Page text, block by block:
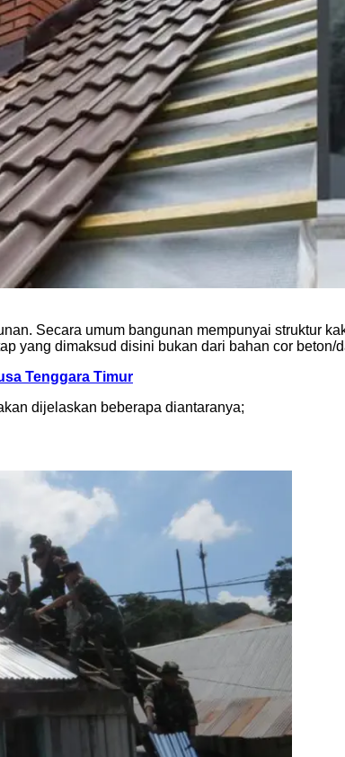
Secara umum bangunan mempunyai struktur
yang dimaksud disini bukan dari bahan cor beton/
Tenggara Timur
dijelaskan beberapa diantaranya;